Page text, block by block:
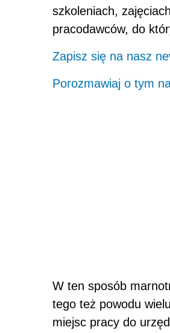
szkoleniach,
pracodawców, do
Zapisz się na nasz
Porozmawiaj o tym
W ten sposób
tego też powodu
miejsc pracy do